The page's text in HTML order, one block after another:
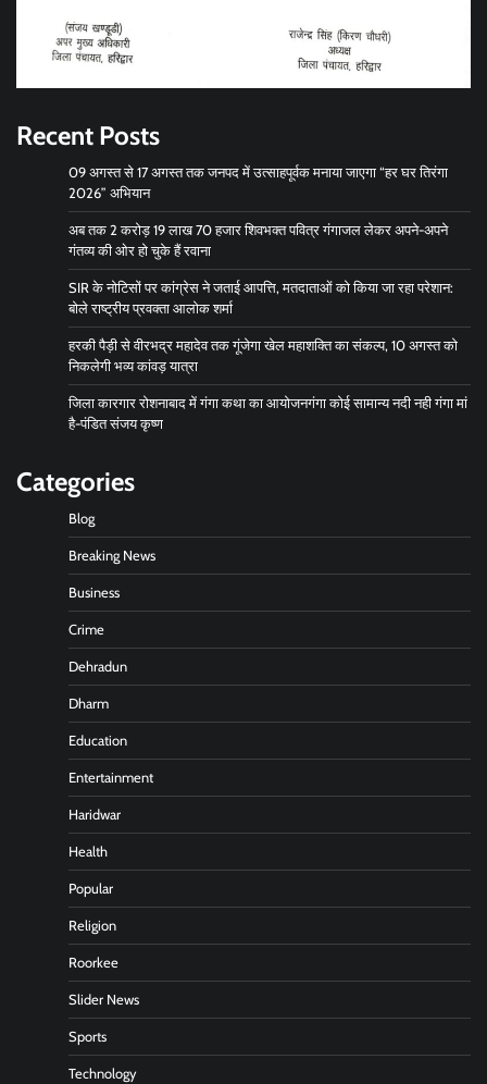
Recent Posts
09 अगस्त से 17 अगस्त तक जनपद में उत्साहपूर्वक मनाया जाएगा “हर घर तिरंगा
2026” अभियान
अब तक 2 करोड़ 19 लाख 70 हजार शिवभक्त पवित्र गंगाजल लेकर अपने-अपने
गंतव्य की ओर हो चुके हैं रवाना
SIR के नोटिसों पर कांग्रेस ने जताई आपत्ति, मतदाताओं को किया जा रहा परेशान:
बोले राष्ट्रीय प्रवक्ता आलोक शर्मा
हरकी पैड़ी से वीरभद्र महादेव तक गूंजेगा खेल महाशक्ति का संकल्प, 10 अगस्त को
निकलेगी भव्य कांवड़ यात्रा
जिला कारगार रोशनाबाद में गंगा कथा का आयोजनगंगा कोई सामान्य नदी नही गंगा मां
है-पंडित संजय कृष्ण
Categories
Blog
Breaking News
Business
Crime
Dehradun
Dharm
Education
Entertainment
Haridwar
Health
Popular
Religion
Roorkee
Slider News
Sports
Technology